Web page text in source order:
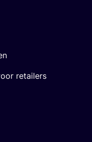
retailers